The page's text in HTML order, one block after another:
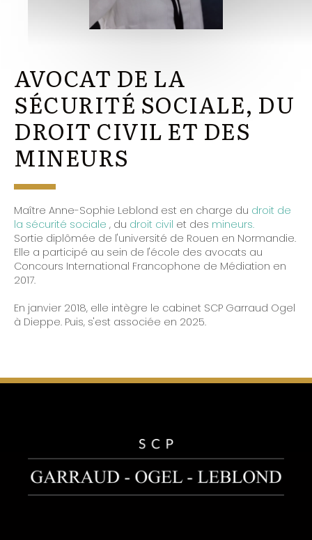
AVOCAT DE LA
SÉCURITÉ SOCIALE, DU
DROIT CIVIL ET DES
MINEURS
Maître Anne-Sophie Leblond est en charge du droit de
la sécurité sociale , du droit civil et des mineurs.
Sortie diplômée de l'université de Rouen en Normandie.
Elle a participé au sein de l'école des avocats au
Concours International Francophone de Médiation en
2017.
En janvier 2018, elle intègre le cabinet SCP Garraud Ogel
à Dieppe. Puis, s'est associée en 2025.